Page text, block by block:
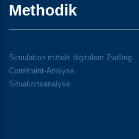
Methodik
Simulation mittels digitalem Zwilling
Constraint-Analyse
Situationsanalyse